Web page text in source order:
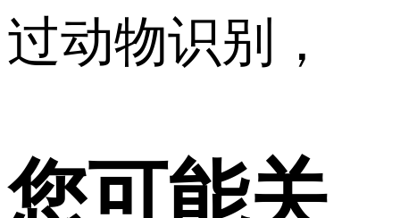
过动物识别，
您可能关